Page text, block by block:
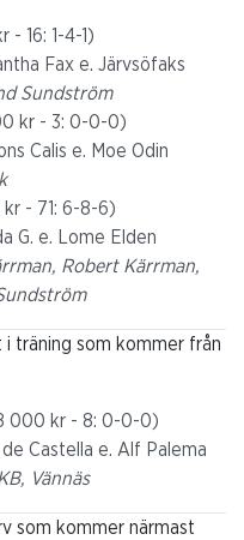
- 16: 1-4-1)
Fax e. Järvsöfaks
Sundström
kr - 3: 0-0-0)
Calis e. Moe Odin
kr - 71: 6-8-6)
G. e. Lome Elden
Robert Kärrman,
i träning som kommer från
8 000 kr - 8: 0-0-0)
Castella e. Alf Palema
Vännäs
som kommer närmast